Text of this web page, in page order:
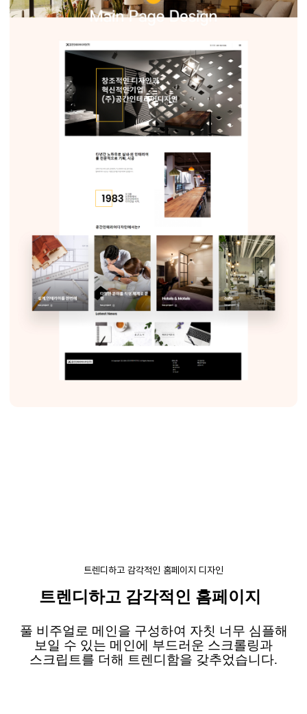
트렌디하고 감각적인 홈페이지 디자인
트렌디하고감각적인 홈페이지
풀 비주얼로 메인을 구성하여 자칫 너무 심플해
보일 수 있는 메인에 부드러운 스크롤링과
스크립트를 더해 트렌디함을 갖추었습니다.